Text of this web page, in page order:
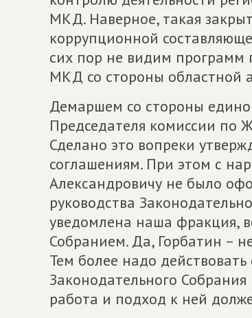
МКД. Наверное, такая
коррупционной
сих пор не видим программ
МКД со стороны областной
Демаршем со стороны
Председателя комиссии по
Сделано это вопреки
соглашениям. При этом с
Александровичу не было
руководства
уведомлена наша фракция,
Собранием. Да, Горбатин –
Тем более надо
Законодательного
работа и подход к ней